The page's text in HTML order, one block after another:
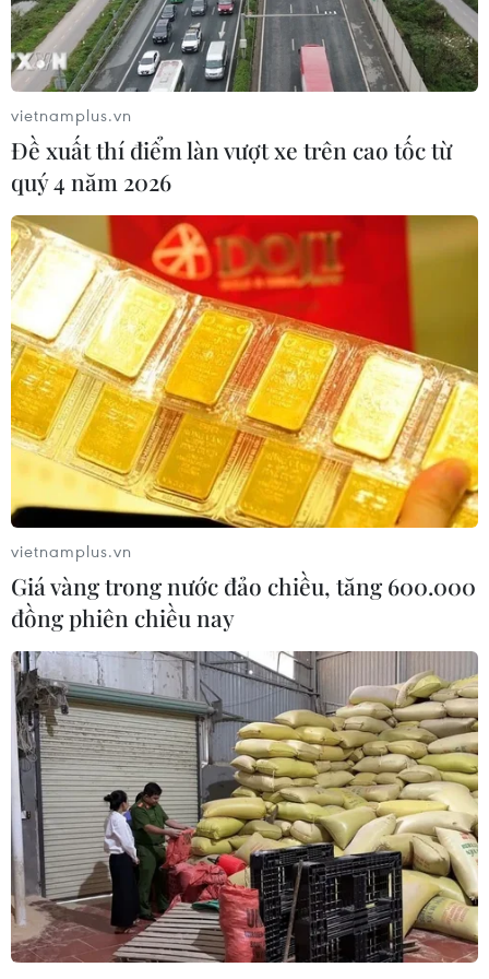
28/07/2026 01:50 27/07/2026 23:07
Số ca nhiễm virus Tây sông
Nile gia tăng khắp châu Âu
26/07/2026 09:18
Số ca mắc sởi tại Mỹ lập
đỉnh 30 năm do tỷ lệ tiêm
chủng giảm
24/07/2026 23:59
Mỹ điều tra một đợt bùng
phát bệnh tả do ký sinh
trùng cyclospora
Mỹ thu hồi gần 1,6 triệu
quả trứng do nguy cơ
24/07/2026 05:34
Venezuela ghi nhận 3 ca tử
vong do virus Hanta
22/07/2026 06:57
Sản phụ ở Australia sinh 4
bé gái cùng trứng theo
cách hoàn toàn tự nhiên
22/07/2026 06:38
vietnamplus.vn
Đề xuất thí điểm làn vượt xe trên cao tốc từ
quý 4 năm 2026
vietnamplus.vn
Giá vàng trong nước đảo chiều, tăng 600.000
đồng phiên chiều nay